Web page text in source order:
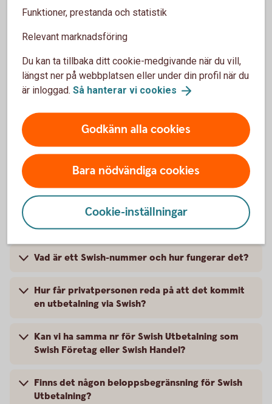
Vanliga frågor och svar, samt
villkor
Vad är Swish Utbetalning?
Vilka passar Swish Utbetalning för?
Var kan vi ansöka om Swish Utbetalning?
Måste vi ha Swish Företag eller Swish Handel för
att skaffa Swish Utbetalning?
Vad är ett Swish-nummer och hur fungerar det?
Hur får privatpersonen reda på att det kommit
en utbetalning via Swish?
Kan vi ha samma nr för Swish Utbetalning som
Swish Företag eller Swish Handel?
Finns det någon beloppsbegränsning för Swish
Utbetalning?
Funktioner, prestanda och statistik
Relevant marknadsföring
Du kan ta tillbaka ditt cookie-medgivande när du vill,
längst ner på webbplatsen eller under din profil när du
är inloggad. Så hanterar vi cookies
Godkänn alla cookies
Bara nödvändiga cookies
Cookie-inställningar